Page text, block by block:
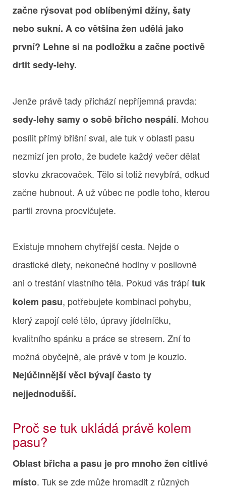
začne rýsovat pod oblíbenými džíny, šaty
nebo sukní. A co většina žen udělá jako
první? Lehne si na podložku a začne poctivě
drtit sedy-lehy.
Jenže právě tady přichází nepříjemná pravda:
sedy-lehy samy o sobě břicho nespálí. Mohou
posílit přímý břišní sval, ale tuk v oblasti pasu
nezmizí jen proto, že budete každý večer dělat
stovku zkracovaček. Tělo si totiž nevybírá, odkud
začne hubnout. A už vůbec ne podle toho, kterou
partii zrovna procvičujete.
Existuje mnohem chytřejší cesta. Nejde o
drastické diety, nekonečné hodiny v posilovně
ani o trestání vlastního těla. Pokud vás trápítuk
kolem pasu, potřebujete kombinaci pohybu,
který zapojí celé tělo, úpravy jídelníčku,
kvalitního spánku a práce se stresem. Zní to
možná obyčejně, ale právě v tom je kouzlo.
Nejúčinnější věci bývají často ty
nejjednodušší.
Proč se tuk ukládá právě kolem
pasu?
Oblast břicha a pasu je pro mnoho žen citlivé
místo. Tuk se zde může hromadit z různých